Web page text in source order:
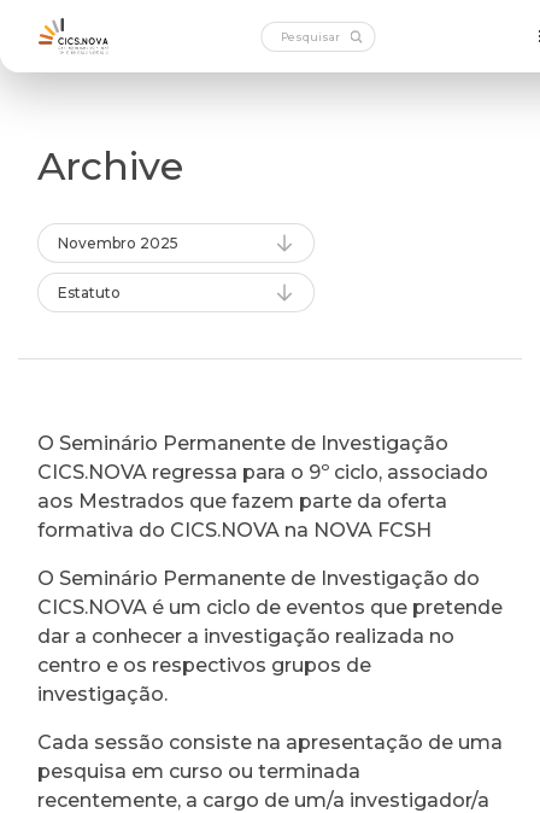
Archive
Novembro 2025
Estatuto
O Seminário Permanente de Investigação
CICS.NOVA regressa para o 9º ciclo, associado
aos Mestrados que fazem parte da oferta
formativa do CICS.NOVA na NOVA FCSH
O Seminário Permanente de Investigação do
CICS.NOVA é um ciclo de eventos que pretende
dar a conhecer a investigação realizada no
centro e os respectivos grupos de
investigação.
Cada sessão consiste na apresentação de uma
pesquisa em curso ou terminada
recentemente, a cargo de um/a investigador/a